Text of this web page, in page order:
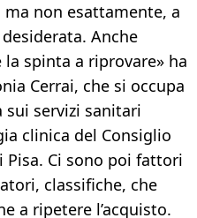
non esattamente, a
Anche
la spinta a riprovare» ha
Cerrai, che si occupa
servizi sanitari
clinica del Consiglio
Pisa. Ci sono poi fattori
classifiche, che
a ripetere l’acquisto.